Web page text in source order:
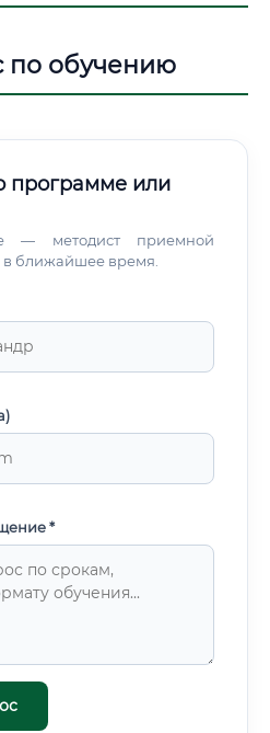
по обучению
программе или
— методист приемной
в ближайшее время.
*